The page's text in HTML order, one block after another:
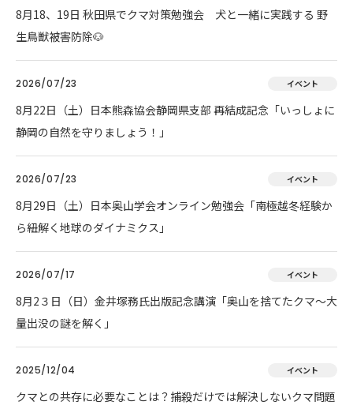
8月18、19日 秋田県でクマ対策勉強会 犬と一緒に実践する 野
生鳥獣被害防除🐶
2026/07/23 イベント
8月22日（土）日本熊森協会静岡県支部 再結成記念「いっしょに
静岡の自然を守りましょう！」
2026/07/23 イベント
8月29日（土）日本奥山学会オンライン勉強会「南極越冬経験か
ら紐解く地球のダイナミクス」
2026/07/17 イベント
8月2３日（日）金井塚務氏出版記念講演「奥山を捨てたクマ～大
量出没の謎を解く」
2025/12/04 イベント
クマとの共存に必要なことは？捕殺だけでは解決しないクマ問題